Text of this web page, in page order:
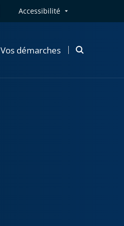
Accessibilité
Vos démarches
Ouvrir